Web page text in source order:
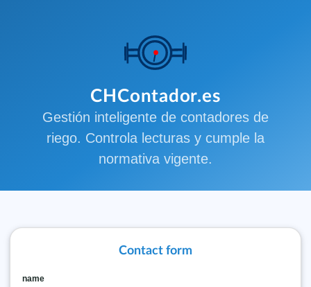
CHContador.es
Gestión inteligente de contadores de
riego. Controla lecturas y cumple la
normativa vigente.
Contact form
name